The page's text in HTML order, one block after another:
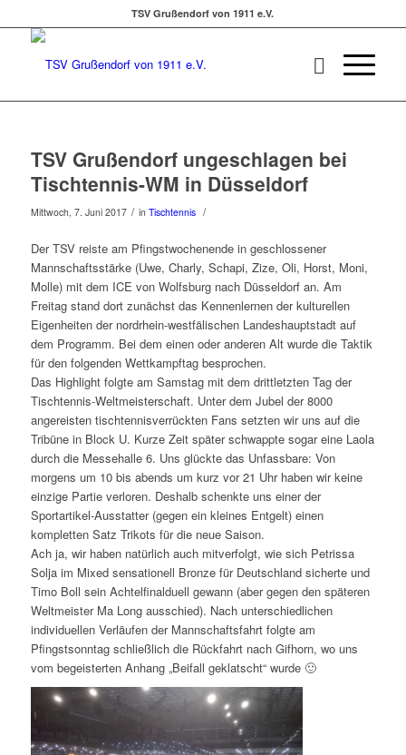
TSV Grußendorf von 1911 e.V.
TSV Grußendorf ungeschlagen bei
Tischtennis-WM in Düsseldorf
Mittwoch, 7. Juni 2017 / in Tischtennis /
Der TSV reiste am Pfingstwochenende in geschlossener
Mannschaftsstärke (Uwe, Charly, Schapi, Zize, Oli, Horst, Moni,
Molle) mit dem ICE von Wolfsburg nach Düsseldorf an. Am
Freitag stand dort zunächst das Kennenlernen der kulturellen
Eigenheiten der nordrhein-westfälischen Landeshauptstadt auf
dem Programm. Bei dem einen oder anderen Alt wurde die Taktik
für den folgenden Wettkampftag besprochen.
Das Highlight folgte am Samstag mit dem drittletzten Tag der
Tischtennis-Weltmeisterschaft. Unter dem Jubel der 8000
angereisten tischtennisverrückten Fans setzten wir uns auf die
Tribüne in Block U. Kurze Zeit später schwappte sogar eine Laola
durch die Messehalle 6. Uns glückte das Unfassbare: Von
morgens um 10 bis abends um kurz vor 21 Uhr haben wir keine
einzige Partie verloren. Deshalb schenkte uns einer der
Sportartikel-Ausstatter (gegen ein kleines Entgelt) einen
kompletten Satz Trikots für die neue Saison.
Ach ja, wir haben natürlich auch mitverfolgt, wie sich Petrissa
Solja im Mixed sensationell Bronze für Deutschland sicherte und
Timo Boll sein Achtelfinalduell gewann (aber gegen den späteren
Weltmeister Ma Long ausschied). Nach unterschiedlichen
individuellen Verläufen der Mannschaftsfahrt folgte am
Pfingstsonntag schließlich die Rückfahrt nach Gifhorn, wo uns
vom begeisterten Anhang „Beifall geklatscht“ wurde 🙂